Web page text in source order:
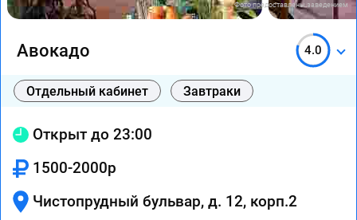
Фото предоставлены заведением
Авокадо 4.0
Отдельный кабинет Завтраки
Открыт до 23:00
1500-2000р
Чистопрудный бульвар, д. 12, корп.2